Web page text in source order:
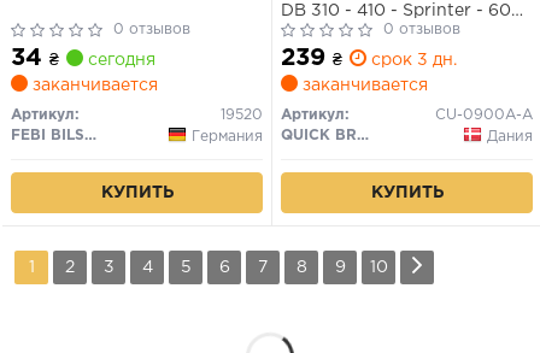
0 отзывов
34 ₴
сегодня
заканчивается
Артикул:
19520
FEBI BILSTEIN
Германия
КУПИТЬ
DB 310 - 410 - Sprinter - 609,
L, (перед.)
0 отзывов
239 ₴
срок 3 дн.
заканчивается
Артикул:
CU-0900A-A
QUICK BRAKE
Дания
КУПИТЬ
1 2 3 4 5 6 7 8 9 10